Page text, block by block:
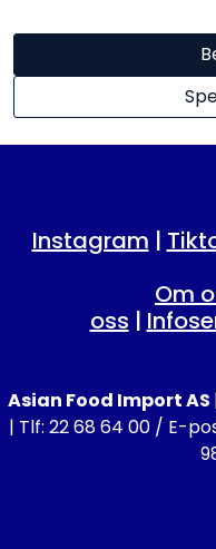
Instagram |
Om
oss |
Asian Food Import AS
| Tlf: 22 68 64 00 / E-